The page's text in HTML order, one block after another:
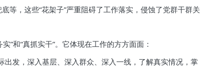
等，这些“花架子”严重阻碍了工作落实，侵蚀了党群干群关
”和“真抓实干”。它体现在工作的方方面面：
出发，深入基层、深入群众、深入一线，了解真实情况，掌